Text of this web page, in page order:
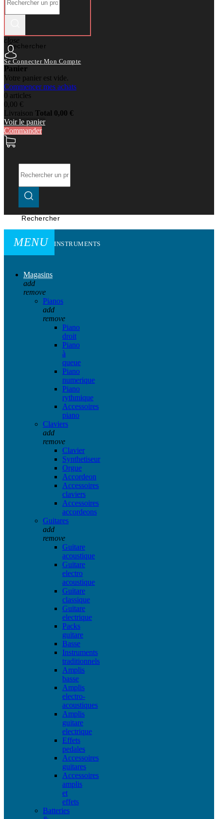
Rechercher
close
Se Connecter Mon Compte
Panier
Votre panier est vide.
Commencer mes achats
0 articles
0,00 €
Livraison Total 0,00 €
Voir le panier
Commander
Rechercher
MENU INSTRUMENTS
Magasins
add
remove
Pianos
add
remove
Piano
droit
Piano
à
queue
Piano
numerique
Piano
rythmique
Accessoires
piano
Claviers
add
remove
Clavier
Synthetiseur
Orgue
Accordeon
Accessoires
claviers
Accessoires
accordeons
Guitares
add
remove
Guitare
acoustique
Guitare
electro
acoustique
Guitare
classique
Guitare
electrique
Packs
guitare
Basse
Instruments
traditionnels
Amplis
basse
Amplis
electro-
acoustiques
Amplis
guitare
electrique
Effets
pedales
Accessoires
guitares
Accessoires
amplis
et
effets
Batteries